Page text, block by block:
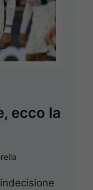
ecco la